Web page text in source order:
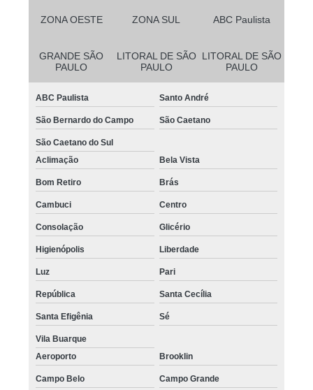
ZONA OESTE ZONA SUL ABC Paulista
GRANDE SÃO
PAULO
LITORAL DE SÃO
PAULO
LITORAL DE SÃO
PAULO
ABC Paulista Santo André
São Bernardo do Campo São Caetano
São Caetano do Sul
Aclimação
Bela Vista
Bom Retiro Brás
Cambuci Centro
Consolação Glicério
Higienópolis Liberdade
Luz Pari
República Santa Cecília
Santa Efigênia Sé
Vila Buarque
Aeroporto
Brooklin
Campo Belo Campo Grande